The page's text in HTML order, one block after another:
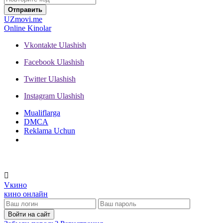
Отправить
UZmovi.me
Online Kinolar
Vkontakte Ulashish
Facebook Ulashish
Twitter Ulashish
Instagram Ulashish
Mualiflarga
DMCA
Reklama Uchun
Vкино
кино онлайн
Войти на сайт